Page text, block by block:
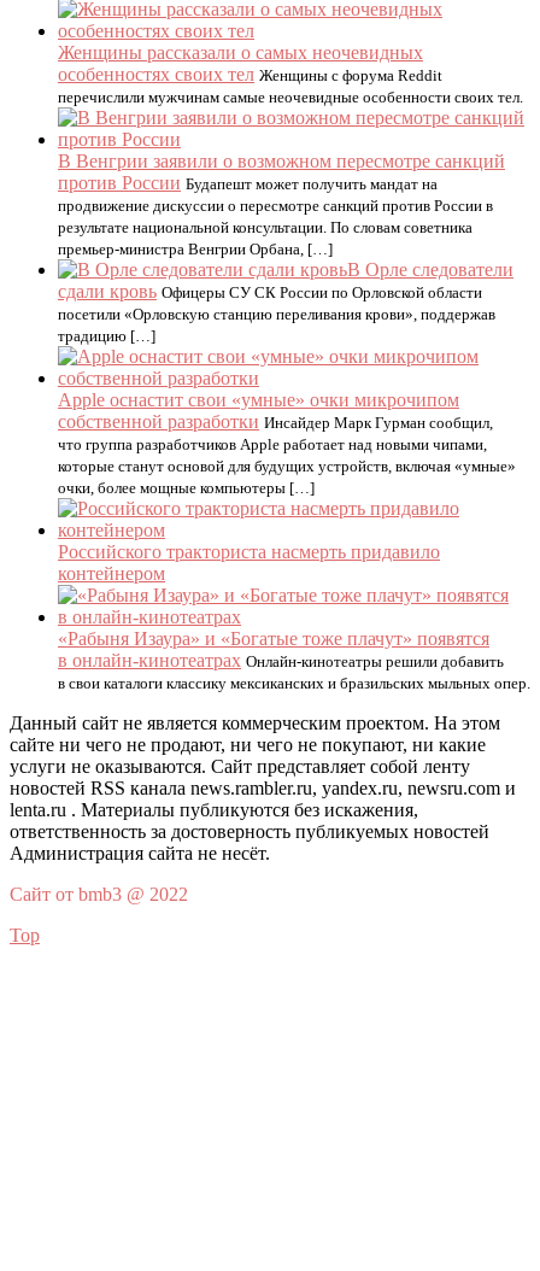
Женщины рассказали о самых неочевидных
особенностях своих тел Женщины с форума Reddit
перечислили мужчинам самые неочевидные особенности своих тел.
В Венгрии заявили о возможном пересмотре санкций
против России Будапешт может получить мандат на
продвижение дискуссии о пересмотре санкций против России в
результате национальной консультации. По словам советника
премьер-министра Венгрии Орбана, […]
В Орле следователи
сдали кровь Офицеры СУ СК России по Орловской области
посетили «Орловскую станцию переливания крови», поддержав
традицию […]
Apple оснастит свои «умные» очки микрочипом
собственной разработки Инсайдер Марк Гурман сообщил,
что группа разработчиков Apple работает над новыми чипами,
которые станут основой для будущих устройств, включая «умные»
очки, более мощные компьютеры […]
Российского тракториста насмерть придавило
контейнером
«Рабыня Изаура» и «Богатые тоже плачут» появятся
в онлайн-кинотеатрах Онлайн-кинотеатры решили добавить
в свои каталоги классику мексиканских и бразильских мыльных опер.
Данный сайт не является коммерческим проектом. На этом
сайте ни чего не продают, ни чего не покупают, ни какие
услуги не оказываются. Сайт представляет собой ленту
новостей RSS канала news.rambler.ru, yandex.ru, newsru.com и
lenta.ru . Материалы публикуются без искажения,
ответственность за достоверность публикуемых новостей
Администрация сайта не несёт.
Сайт от bmb3 @ 2022
Top